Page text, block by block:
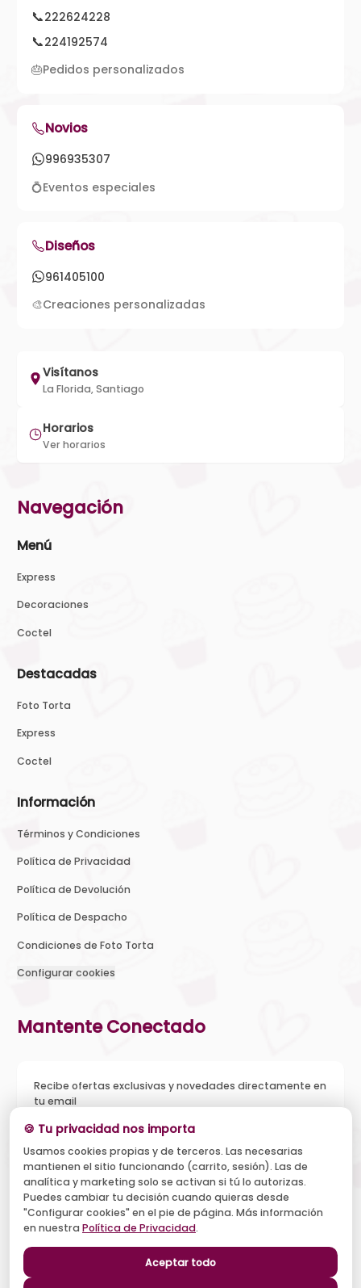
📞222624228
📞224192574
🎂Pedidos personalizados
Novios
996935307
💍Eventos especiales
Diseños
961405100
🎨Creaciones personalizadas
Visítanos
La Florida, Santiago
Horarios
Ver horarios
Navegación
Menú
Express
Decoraciones
Coctel
Destacadas
Foto Torta
Express
Coctel
Información
Términos y Condiciones
Política de Privacidad
Política de Devolución
Política de Despacho
Condiciones de Foto Torta
Configurar cookies
Mantente Conectado
Recibe ofertas exclusivas y novedades directamente en
tu email
Acepto recibir novedades y ofertas, y el tratamiento de mi
email según la Política de Privacidad . Puedo darme de baja
cuando quiera.
Suscribirse
🍪 Tu privacidad nos importa
Usamos cookies propias y de terceros. Las necesarias
mantienen el sitio funcionando (carrito, sesión). Las de
analítica y marketing solo se activan si tú lo autorizas.
Puedes cambiar tu decisión cuando quieras desde
"Configurar cookies" en el pie de página. Más información
en nuestra Política de Privacidad.
Aceptar todo